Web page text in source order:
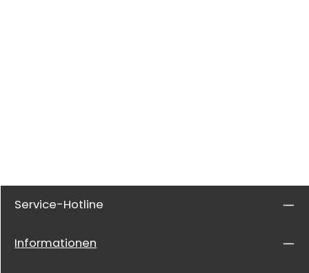
Service-Hotline
Informationen